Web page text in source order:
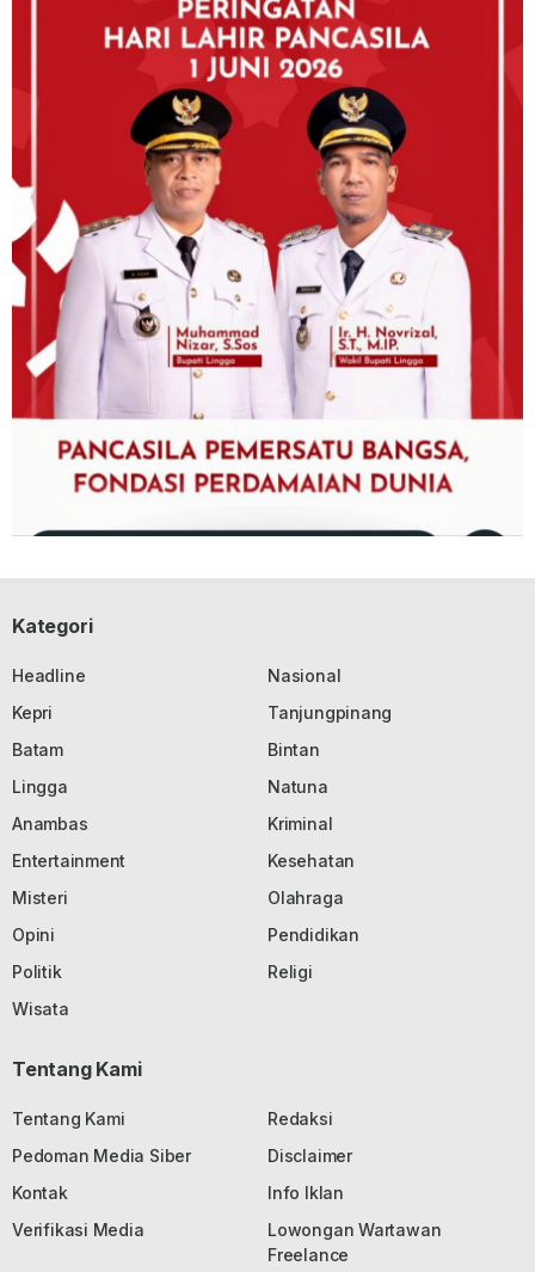
Kategori
Headline
Nasional
Kepri
Tanjungpinang
Batam
Bintan
Lingga
Natuna
Anambas
Kriminal
Entertainment
Kesehatan
Misteri
Olahraga
Opini
Pendidikan
Politik
Religi
Wisata
Tentang Kami
Tentang Kami
Redaksi
Pedoman Media Siber
Disclaimer
Kontak
Info Iklan
Verifikasi Media
Lowongan Wartawan
Freelance